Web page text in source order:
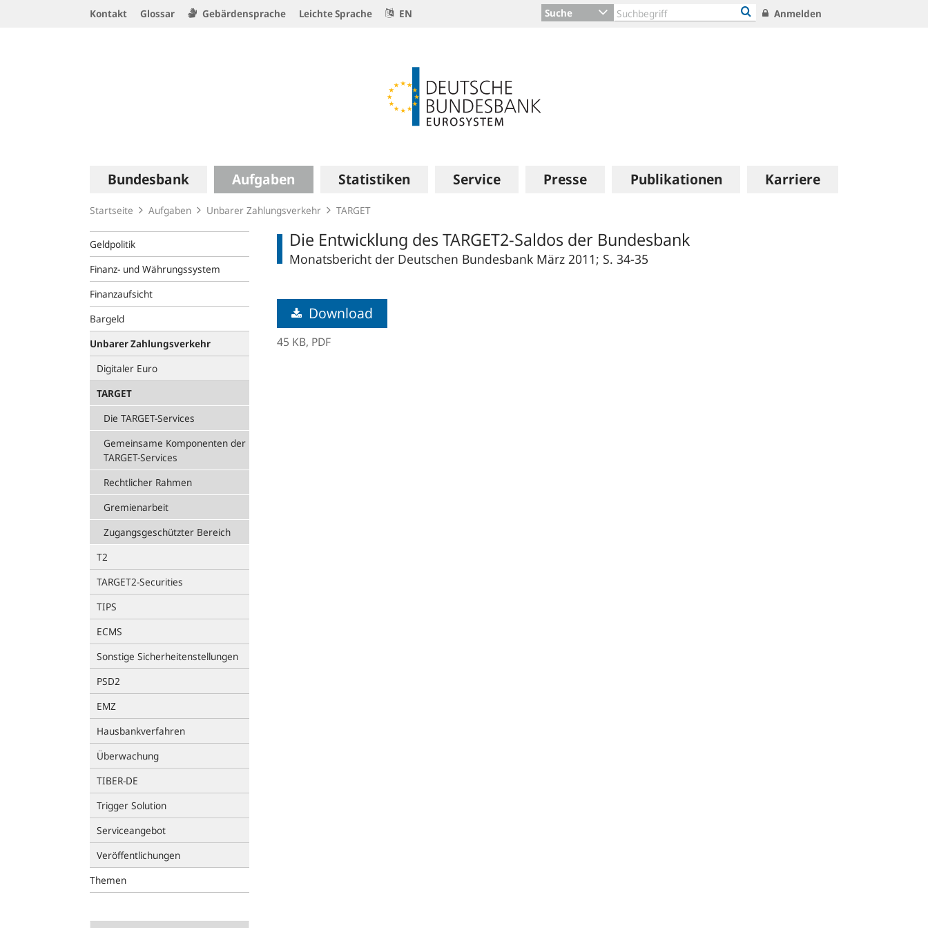
Kontakt Glossar Gebärdensprache Leichte Sprache EN Suche Anmelden
Hauptnavigation
Bundesbank Aufgaben Statistiken Service Presse Publikationen Karriere
Startseite Aufgaben Unbarer Zahlungsverkehr TARGET
Geldpolitik
Finanz- und Währungssystem
Finanzaufsicht
Bargeld
Unbarer Zahlungsverkehr
Digitaler Euro
TARGET
Die TARGET-Services
Gemeinsame Komponenten der
TARGET-Services
Rechtlicher Rahmen
Gremienarbeit
Zugangsgeschützter Bereich
T2
TARGET2-Securities
TIPS
ECMS
Sonstige Sicherheitenstellungen
PSD2
EMZ
Hausbankverfahren
Überwachung
TIBER-DE
Trigger Solution
Serviceangebot
Veröffentlichungen
Themen
Die Entwicklung des TARGET2-Saldos der Bundesbank
Monatsbericht der Deutschen Bundesbank März 2011; S. 34-35
Download
45 KB, PDF